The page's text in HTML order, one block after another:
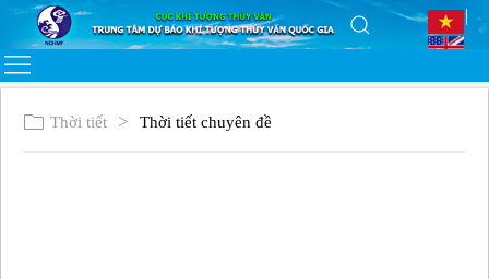
Thời tiết Thời tiết chuyên đề